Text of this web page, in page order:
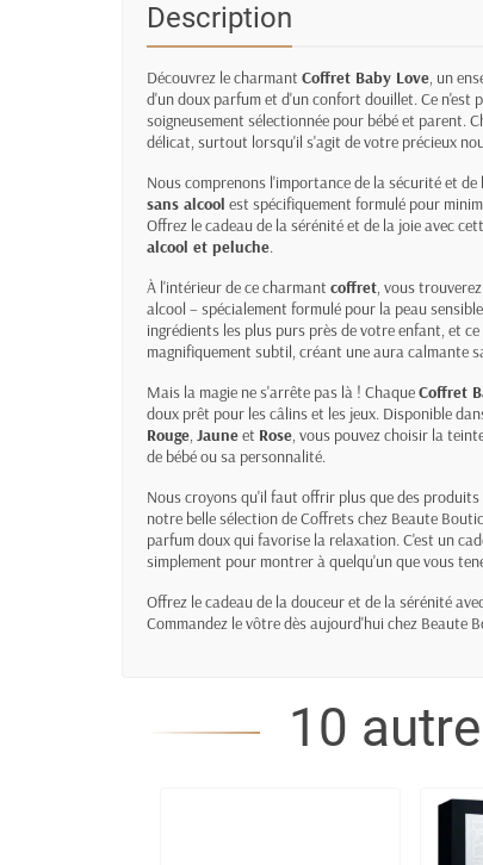
Description
Découvrez le charmant Coffret Baby Love, un
d'un doux parfum et d'un confort douillet. Ce n'est
soigneusement sélectionnée pour bébé et parent.
délicat, surtout lorsqu'il s'agit de votre précieux
Nous comprenons l'importance de la sécurité et
sans alcool est spécifiquement formulé pour
Offrez le cadeau de la sérénité et de la joie avec
alcool et peluche.
À l'intérieur de ce charmant coffret, vous
alcool – spécialement formulé pour la peau
ingrédients les plus purs près de votre enfant, et
magnifiquement subtil, créant une aura calmante
Mais la magie ne s'arrête pas là ! ChaqueCoffret
doux prêt pour les câlins et les jeux. Disponible
Rouge, Jauneet Rose, vous pouvez choisir la
de bébé ou sa personnalité.
Nous croyons qu'il faut offrir plus que des
notre belle sélection deCoffretschez Beaute
parfum doux qui favorise la relaxation. C'est un
simplement pour montrer à quelqu'un que vous
Offrez le cadeau de la douceur et de la sérénité
Commandez le vôtre dès aujourd'hui chez Beaute
10